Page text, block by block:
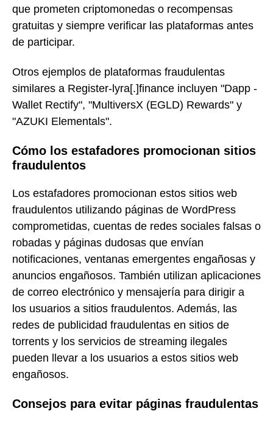
que prometen criptomonedas o recompensas
gratuitas y siempre verificar las plataformas antes
de participar.
Otros ejemplos de plataformas fraudulentas
similares a Register-lyra[.]finance incluyen "Dapp -
Wallet Rectify", "MultiversX (EGLD) Rewards" y
"AZUKI Elementals".
Cómo los estafadores promocionan sitios
fraudulentos
Los estafadores promocionan estos sitios web
fraudulentos utilizando páginas de WordPress
comprometidas, cuentas de redes sociales falsas o
robadas y páginas dudosas que envían
notificaciones, ventanas emergentes engañosas y
anuncios engañosos. También utilizan aplicaciones
de correo electrónico y mensajería para dirigir a
los usuarios a sitios fraudulentos. Además, las
redes de publicidad fraudulentas en sitios de
torrents y los servicios de streaming ilegales
pueden llevar a los usuarios a estos sitios web
engañosos.
Consejos para evitar páginas fraudulentas